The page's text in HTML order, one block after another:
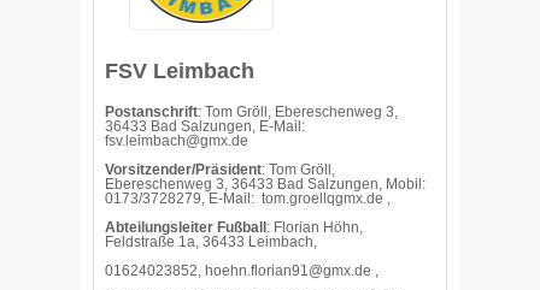
FSV Leimbach
Postanschrift: Tom Gröll, Ebereschenweg 3,
36433 Bad Salzungen, E-Mail:
fsv.leimbach@gmx.de
Vorsitzender/Präsident: Tom Gröll,
Ebereschenweg 3, 36433 Bad Salzungen, Mobil:
0173/3728279, E-Mail: tom.groellqgmx.de ,
Abteilungsleiter Fußball : Florian Höhn,
Feldstraße 1a, 36433 Leimbach,
01624023852, hoehn.florian91@gmx.de ,